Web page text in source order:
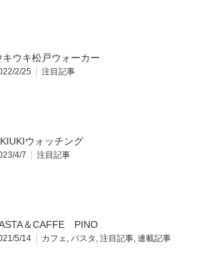
キウキ松戸ウォーカー
2/25 注目記事
ウォッチング
4/7 注目記事
＆CAFFE PINO
5/14 カフェ, パスタ , 注目記事, 連載記事